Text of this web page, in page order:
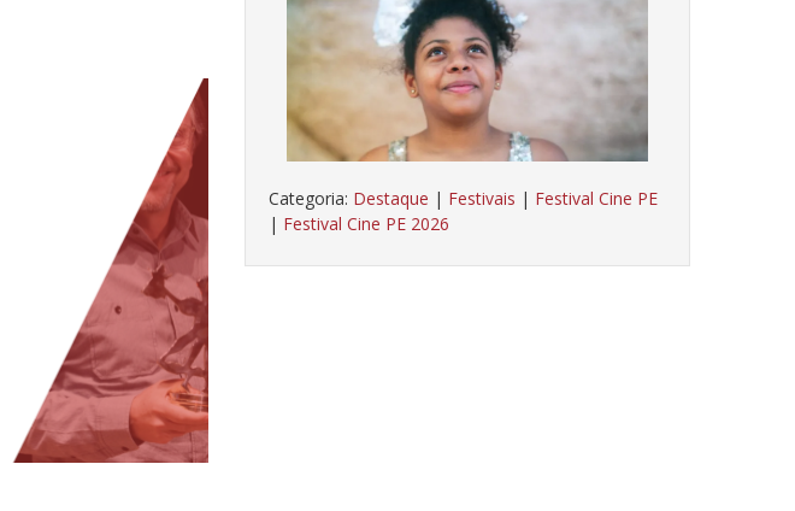
Categoria: Destaque | Festivais | Festival Cine PE
| Festival Cine PE 2026